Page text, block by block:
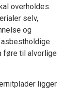
overholdes.
selv,
og
føre til alvorlige
ligger